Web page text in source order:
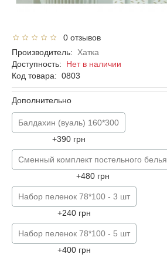
0 отзывов
Производитель:
Хатка
Доступность: Нет в наличии
Код товара: 0803
Дополнительно
Балдахин (вуаль) 160*300
+390 грн
Сменный комплект постельного белья
+480 грн
Набор пеленок 78*100 - 3 шт
+240 грн
Набор пеленок 78*100 - 5 шт
+400 грн